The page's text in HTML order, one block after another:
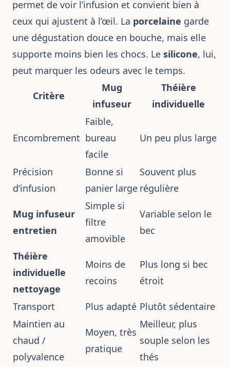
permet de voir l’infusion et convient bien à
ceux qui ajustent à l’œil. La porcelaine garde
une dégustation douce en bouche, mais elle
supporte moins bien les chocs. Le silicone, lui,
peut marquer les odeurs avec le temps.
Critère
Mug
infuseur
Théière
individuelle
Encombrement
Faible,
bureau
facile
Un peu plus large
Précision
d’infusion
Bonne si
panier large
Souvent plus
régulière
Mug infuseur
entretien
Simple si
filtre
amovible
Variable selon le
bec
Théière
individuelle
nettoyage
Moins de
recoins
Plus long si bec
étroit
Transport Plus adapté Plutôt sédentaire
Maintien au
chaud /
polyvalence
Moyen, très
pratique
Meilleur, plus
souple selon les
thés